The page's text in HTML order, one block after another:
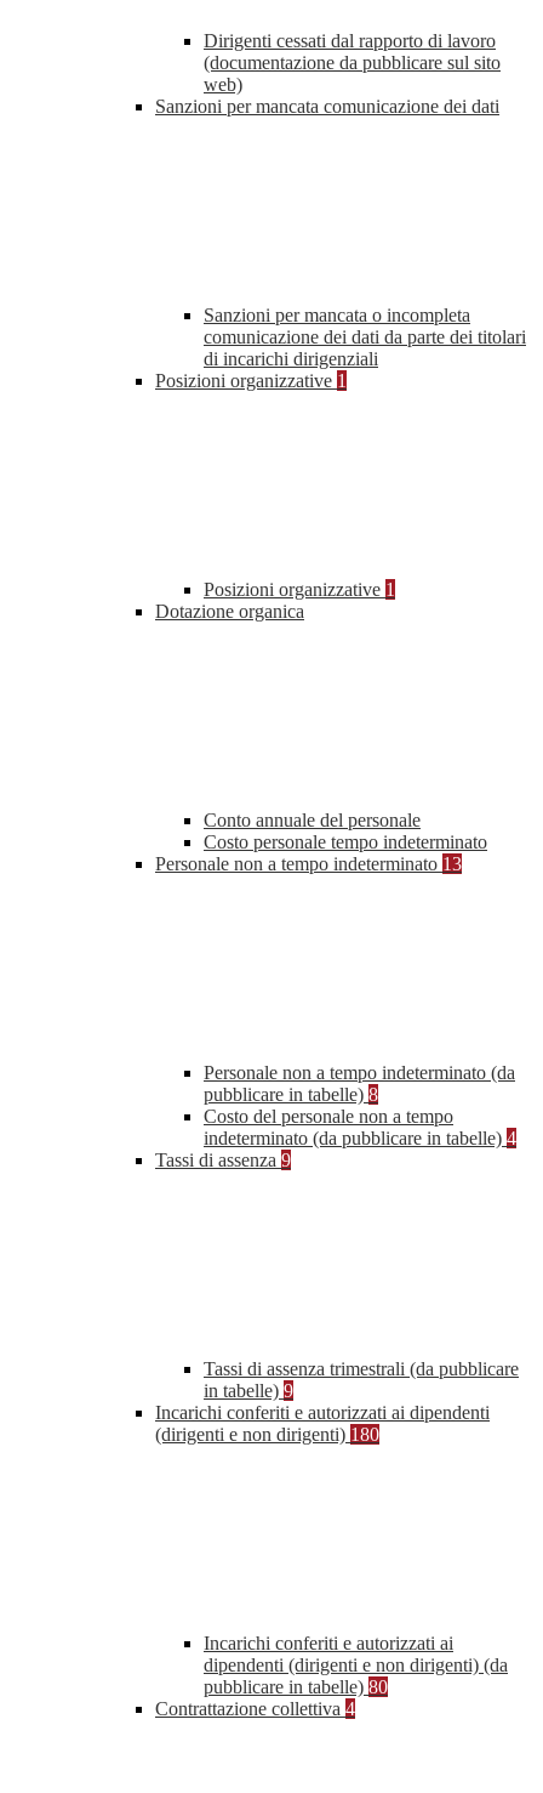
Dirigenti cessati dal rapporto di lavoro
(documentazione da pubblicare sul sito
web)
Sanzioni per mancata comunicazione dei dati
Sanzioni per mancata o incompleta
comunicazione dei dati da parte dei titolari
di incarichi dirigenziali
Posizioni organizzative 1
Posizioni organizzative 1
Dotazione organica
Conto annuale del personale
Costo personale tempo indeterminato
Personale non a tempo indeterminato 13
Personale non a tempo indeterminato (da
pubblicare in tabelle) 8
Costo del personale non a tempo
indeterminato (da pubblicare in tabelle) 4
Tassi di assenza 9
Tassi di assenza trimestrali (da pubblicare
in tabelle) 9
Incarichi conferiti e autorizzati ai dipendenti
(dirigenti e non dirigenti) 180
Incarichi conferiti e autorizzati ai
dipendenti (dirigenti e non dirigenti) (da
pubblicare in tabelle) 80
Contrattazione collettiva 4